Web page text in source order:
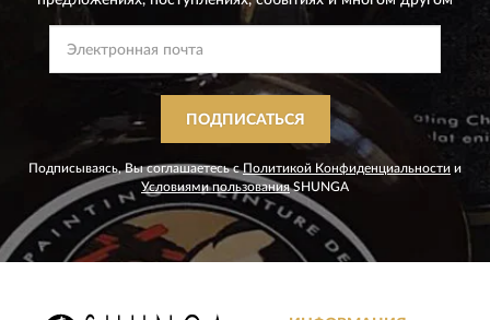
ПОДПИСАТЬСЯ
Подписываясь, Вы соглашаетесь сПолитикой Конфиденциальности и
Условиями пользованияSHUNGA